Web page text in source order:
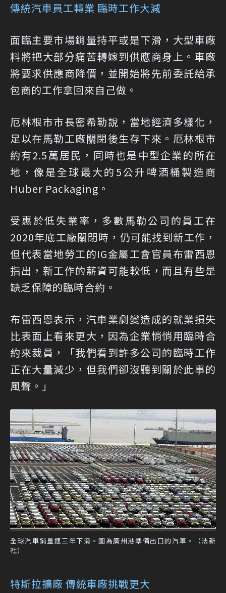
傳統汽車員工轉業 臨時工作大減
面臨主要市場銷量持平或是下滑，大型車廠
料將把大部分痛苦轉嫁到供應商身上。車廠
將要求供應商降價，並開始將先前委託給承
包商的工作拿回來自己做。
厄林根市市長密希勒說，當地經濟多樣化，
足以在馬勒工廠關閉後生存下來。厄林根市
約有2.5萬居民，同時也是中型企業的所在
地，像是全球最大的5公升啤酒桶製造商
Huber Packaging。
受惠於低失業率，多數馬勒公司的員工在
2020年底工廠關閉時，仍可能找到新工作，
但代表當地勞工的IG金屬工會官員布雷西恩
指出，新工作的薪資可能較低，而且有些是
缺乏保障的臨時合約。
布雷西恩表示，汽車業劇變造成的就業損失
比表面上看來更大，因為企業悄悄用臨時合
約來裁員，「我們看到許多公司的臨時工作
正在大量減少，但我們卻沒聽到關於此事的
風聲。」
全球汽車銷量連三年下滑。圖為廣州港準備出口的汽車。（法新
社）
特斯拉擴廠 傳統車廠挑戰更大